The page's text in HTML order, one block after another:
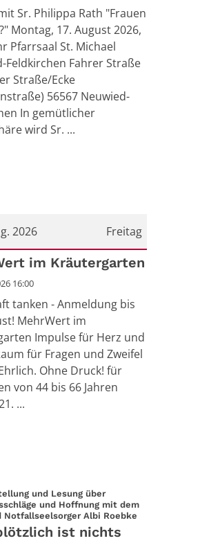
Sr. Philippa Rath "Frauen
Montag, 17. August 2026,
Pfarrsaal St. Michael
Feldkirchen Fahrer Straße
Straße/Ecke
56567 Neuwied-
In gemütlicher
wird Sr. ...
Freitag
2026
August 2026
im Kräutergarten
16:00
tanken - Anmeldung bis
MehrWert im
Impulse für Herz und
für Fragen und Zweifel
Ohne Druck! für
von 44 bis 66 Jahren
...
und Lesung über
und Hoffnung mit dem
Notfallseelsorger Albi Roebke
ist nichts